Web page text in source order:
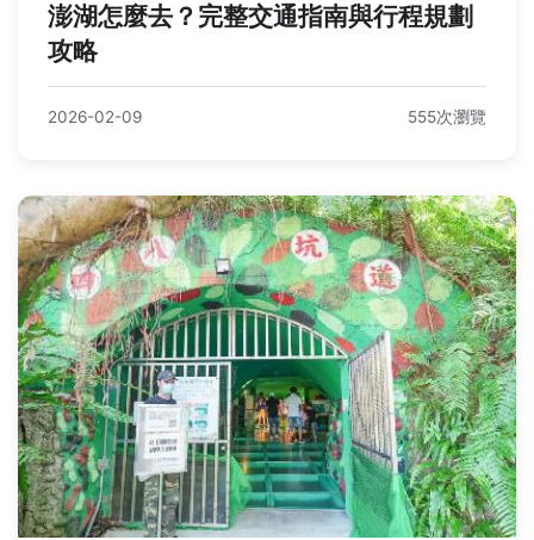
澎湖怎麼去？完整交通指南與行程規劃
攻略
2026-02-09 555次瀏覽